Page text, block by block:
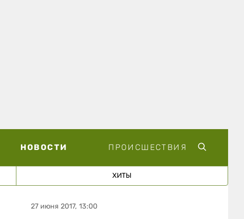
НОВОСТИ ПРОИСШЕСТВИЯ
ХИТЫ
27 июня 2017, 13:00